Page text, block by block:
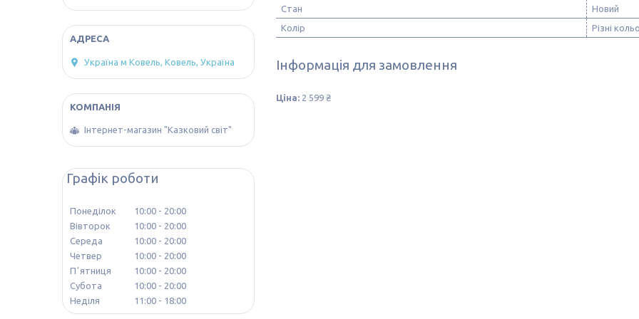
Стан
Новий
Колір
Різні
Інформація для замовлення
Ціна: 2 599 ₴
Україна м Ковель, Ковель, Україна
Інтернет-магазин "Казковий світ"
Графік роботи
Понеділок 10:00
20:00
Вівторок
10:00
20:00
Середа
10:00
20:00
Четвер
10:00
20:00
Пʼятниця
10:00
20:00
Субота
10:00
20:00
Неділя
11:00 18:00